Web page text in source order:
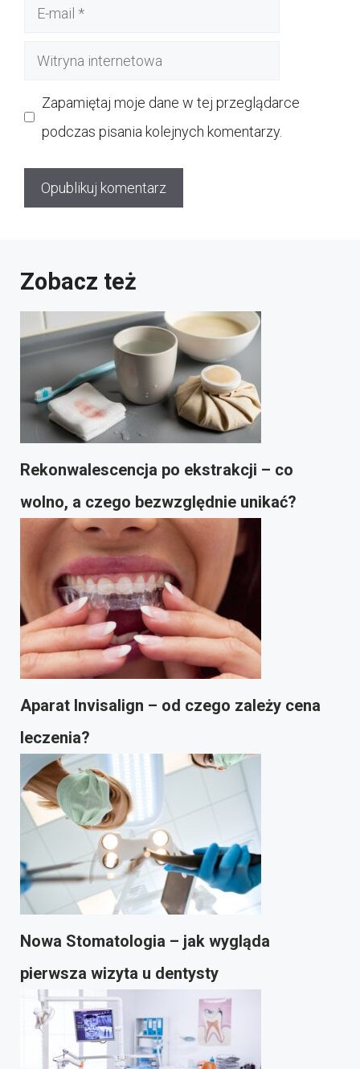
Witryna
Zapamiętaj moje dane w tej przeglądarce
podczas pisania kolejnych komentarzy.
Zobacz też
Rekonwalescencja po ekstrakcji – co
wolno, a czego bezwzględnie unikać?
Aparat Invisalign – od czego zależy cena
leczenia?
Nowa Stomatologia – jak wygląda
pierwsza wizyta u dentysty